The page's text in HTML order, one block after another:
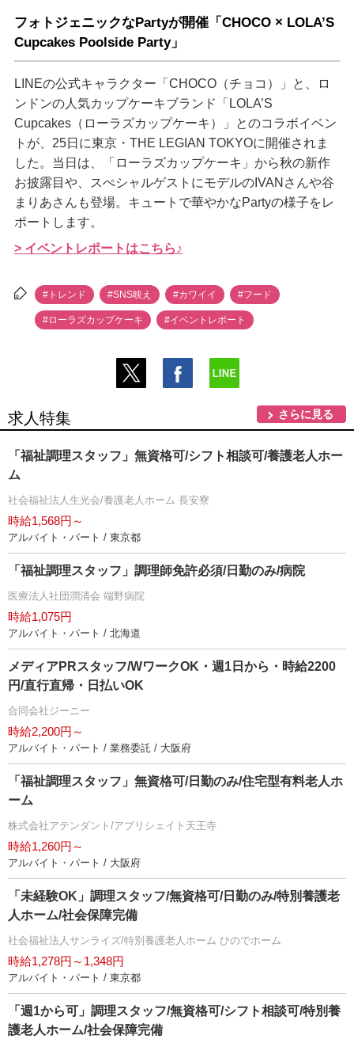
フォトジェニックなPartyが開催「CHOCO × LOLA’S
Cupcakes Poolside Party」
LINEの公式キャラクター「CHOCO（チョコ）」と、ロ
ンドンの人気カップケーキブランド「LOLA’S
Cupcakes（ローラズカップケーキ）」とのコラボイベン
トが、25日に東京・THE LEGIAN TOKYOに開催されま
した。当日は、「ローラズカップケーキ」から秋の新作
お披露目や、スぺシャルゲストにモデルのIVANさんや谷
まりあさんも登場。キュートで華やかなPartyの様子をレ
ポートします。
> イベントレポートはこちら♪
#トレンド #SNS映え #カワイイ #フード
#ローラズカップケーキ #イベントレポート
求人特集 さらに見る
「福祉調理スタッフ」無資格可/シフト相談可/養護老人ホー
ム
社会福祉法人生光会/養護老人ホーム 長安寮
時給1,568円～
アルバイト・パート / 東京都
「福祉調理スタッフ」調理師免許必須/日勤のみ/病院
医療法人社団潤清会 端野病院
時給1,075円
アルバイト・パート / 北海道
メディアPRスタッフ/WワークOK・週1日から・時給2200
円/直行直帰・日払いOK
合同会社ジーニー
時給2,200円～
アルバイト・パート / 業務委託 / 大阪府
「福祉調理スタッフ」無資格可/日勤のみ/住宅型有料老人ホ
ーム
株式会社アテンダント/アプリシェイト天王寺
時給1,260円～
アルバイト・パート / 大阪府
「未経験OK」調理スタッフ/無資格可/日勤のみ/特別養護老
人ホーム/社会保障完備
社会福祉法人サンライズ/特別養護老人ホーム ひのでホーム
時給1,278円～1,348円
アルバイト・パート / 東京都
「週1から可」調理スタッフ/無資格可/シフト相談可/特別養
護老人ホーム/社会保障完備